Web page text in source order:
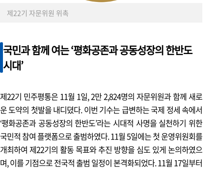
표지 이야기
공존과 번영의 내일을 함께 그려가는 일,
우리는 APEC 2025의 무대에서
평화로 세계를 잇는 새로운 길을 엽니다.
PDF로 보기 → 이전호 보기
제22기 자문위원 위촉
국민과 함께 여는 ‘평화공존과 공동성장의 한반도
시대’
제22기 민주평통은 11월 1일, 2만 2,824명의 자문위원과 함께 새로
운 도약의 첫발을 내디뎠다. 이번 기수는 급변하는 국제 정세 속에서
‘평화공존과 공동성장의 한반도’라는 시대적 사명을 실천하기 위한
국민적 참여 플랫폼으로 출범하였다. 11월 5일에는 첫 운영위원회를
개최하여 제22기의 활동 목표와 추진 방향을 심도 있게 논의하였으
며, 이를 기점으로 전국적 출범 일정이 본격화되었다. 11월 17일부터